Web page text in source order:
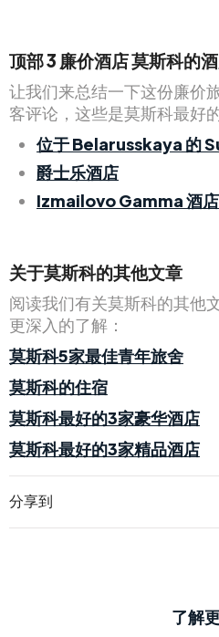
顶部3 廉价酒店莫斯科的
让我们来总结一下这份廉价
客评论，这些是莫斯科最好
位于 Belarusskaya 的
爵士乐酒店
Izmailovo Gamma 酒店
关于莫斯科的其他文章
阅读我们有关莫斯科的其他
更深入的了解：
莫斯科5家最佳青年旅舍
莫斯科的住宿
莫斯科最好的3家豪华酒店
莫斯科最好的3家精品酒店
分享到
了解